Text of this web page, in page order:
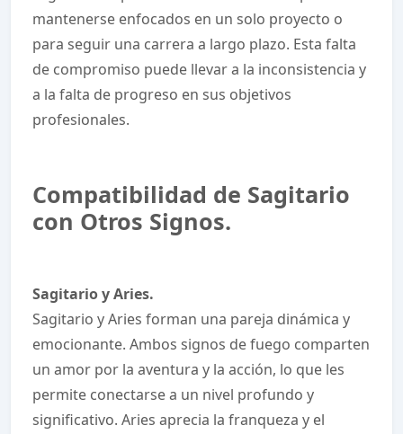
mantenerse enfocados en un solo proyecto o
para seguir una carrera a largo plazo. Esta falta
de compromiso puede llevar a la inconsistencia y
a la falta de progreso en sus objetivos
profesionales.
Compatibilidad de Sagitario
con Otros Signos.
Sagitario y Aries.
Sagitario y Aries forman una pareja dinámica y
emocionante. Ambos signos de fuego comparten
un amor por la aventura y la acción, lo que les
permite conectarse a un nivel profundo y
significativo. Aries aprecia la franqueza y el